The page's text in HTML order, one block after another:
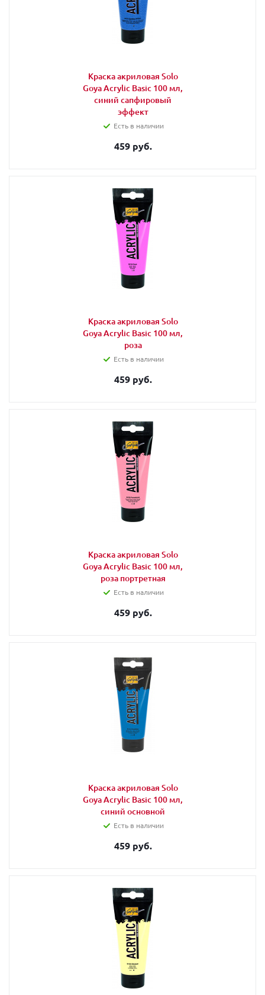
Краска акриловая Solo
Goya Acrylic Basic 100 мл,
синий сапфировый
эффект
Есть в наличии
459 руб.
Краска акриловая Solo
Goya Acrylic Basic 100 мл,
роза
Есть в наличии
459 руб.
Краска акриловая Solo
Goya Acrylic Basic 100 мл,
роза портретная
Есть в наличии
459 руб.
Краска акриловая Solo
Goya Acrylic Basic 100 мл,
синий основной
Есть в наличии
459 руб.